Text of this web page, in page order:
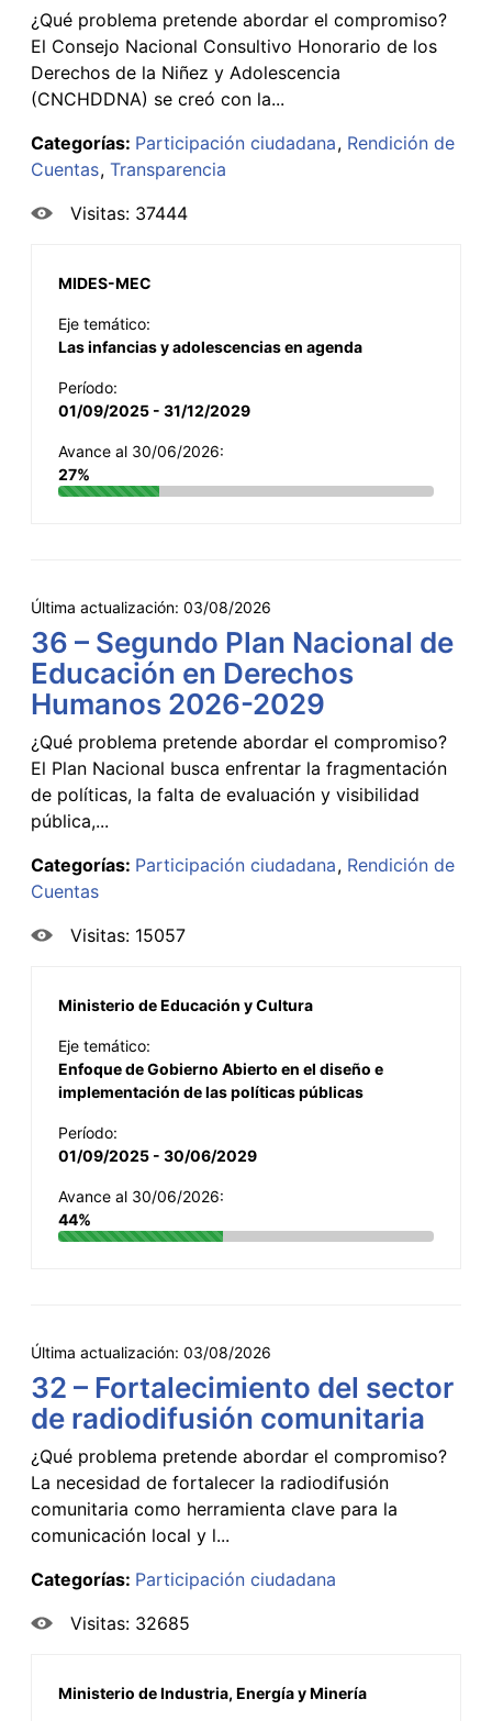
¿Qué problema pretende abordar el compromiso?
El Consejo Nacional Consultivo Honorario de los
Derechos de la Niñez y Adolescencia
(CNCHDDNA) se creó con la...
Categorías: Participación ciudadana Rendición de
Cuentas Transparencia
Visitas: 37444
MIDES-MEC
Eje temático:
Las infancias y adolescencias en agenda
Período:
01/09/2025 - 31/12/2029
Avance al 30/06/2026:
27%
Última actualización: 03/08/2026
36 – Segundo Plan Nacional de
Educación en Derechos
Humanos 2026-2029
¿Qué problema pretende abordar el compromiso?
El Plan Nacional busca enfrentar la fragmentación
de políticas, la falta de evaluación y visibilidad
pública,...
Categorías: Participación ciudadana Rendición de
Cuentas
Visitas: 15057
Ministerio de Educación y Cultura
Eje temático:
Enfoque de Gobierno Abierto en el diseño e
implementación de las políticas públicas
Período:
01/09/2025 - 30/06/2029
Avance al 30/06/2026:
44%
Última actualización: 03/08/2026
32 – Fortalecimiento del sector
de radiodifusión comunitaria
¿Qué problema pretende abordar el compromiso?
La necesidad de fortalecer la radiodifusión
comunitaria como herramienta clave para la
comunicación local y l...
Categorías: Participación ciudadana
Visitas: 32685
Ministerio de Industria, Energía y Minería